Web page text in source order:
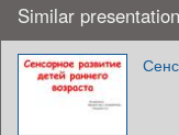
Similar